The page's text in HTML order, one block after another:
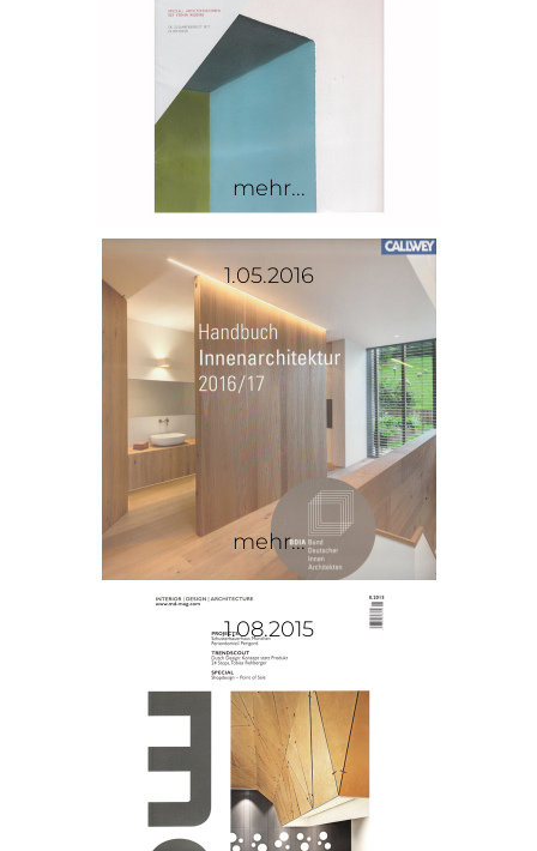
mehr...
1.05.2016
mehr...
1.08.2015